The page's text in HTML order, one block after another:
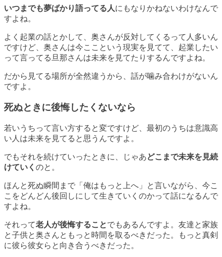
いつまでも夢ばかり語ってる人にもなりかねないわけなんで
すよね。
よく起業の話とかして、奥さんが反対してくるって人多いん
ですけど、奥さんは今ここという現実を見てて、起業したい
って言ってる旦那さんは未来を見てたりするんですよね。
だから見てる場所が全然違うから、話が噛み合わけがないん
ですよ。
死ぬときに後悔したくないなら
若いうちって言い方すると変ですけど、最初のうちは意識高
い人は未来を見てると思うんですよ。
でもそれを続けていったときに、じゃあどこまで未来を見続
けていく のと。
ほんと死ぬ瞬間まで「俺はもっと上へ」と言いながら、 今こ
こをどんどん後回しにして生きていくのかって話になるんで
すよね。
それって老人が後悔することでもあるんですよ。友達と家族
と子供と奥さんともっと時間を取るべきだった。もっと真剣
に彼ら彼女らと向き合うべきだった。